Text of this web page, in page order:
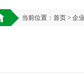
当前位置： 首页 > 企